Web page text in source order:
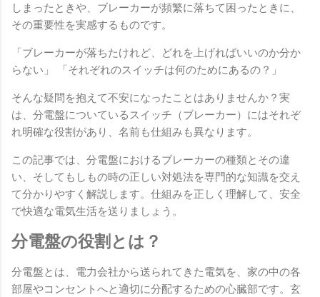
しまったときや、ブレーカーが頻繁に落ちて困ったときに、
その重要性を実感するものです。
「ブレーカーが落ちたけれど、どれを上げればいいのか分か
らない」 「それぞれのスイッチは何のためにあるの？」
そんな疑問を抱えて不安になったことはありませんか？実
は、分電盤についているスイッチ（ブレーカー）にはそれぞ
れ明確な役割があり、名前も仕組みも異なります。
この記事では、分電盤におけるブレーカーの種類とその違
い、そしてもしもの時の正しい対処法を専門的な知識を交え
て分かりやすく解説します。仕組みを正しく理解して、安全
で快適な電気生活を送りましょう。
分電盤の役割とは？
分電盤とは、電力会社から送られてきた電気を、家の中の各
部屋やコンセントへと適切に分配するための心臓部です。玄